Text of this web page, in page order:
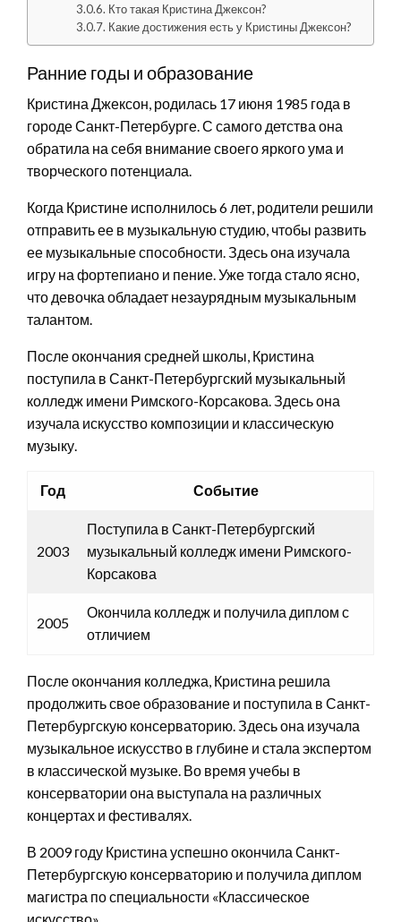
Кто такая Кристина Джексон?
Какие достижения есть у Кристины Джексон?
Ранние годы и образование
Кристина Джексон, родилась 17 июня 1985 года в
городе Санкт-Петербурге. С самого детства она
обратила на себя внимание своего яркого ума и
творческого потенциала.
Когда Кристине исполнилось 6 лет, родители решили
отправить ее в музыкальную студию, чтобы развить
ее музыкальные способности. Здесь она изучала
игру на фортепиано и пение. Уже тогда стало ясно,
что девочка обладает незаурядным музыкальным
талантом.
После окончания средней школы, Кристина
поступила в Санкт-Петербургский музыкальный
колледж имени Римского-Корсакова. Здесь она
изучала искусство композиции и классическую
музыку.
Год Событие
2003
Поступила в Санкт-Петербургский
музыкальный колледж имени Римского-
Корсакова
2005
Окончила колледж и получила диплом с
отличием
После окончания колледжа, Кристина решила
продолжить свое образование и поступила в Санкт-
Петербургскую консерваторию. Здесь она изучала
музыкальное искусство в глубине и стала экспертом
в классической музыке. Во время учебы в
консерватории она выступала на различных
концертах и фестивалях.
В 2009 году Кристина успешно окончила Санкт-
Петербургскую консерваторию и получила диплом
магистра по специальности «Классическое